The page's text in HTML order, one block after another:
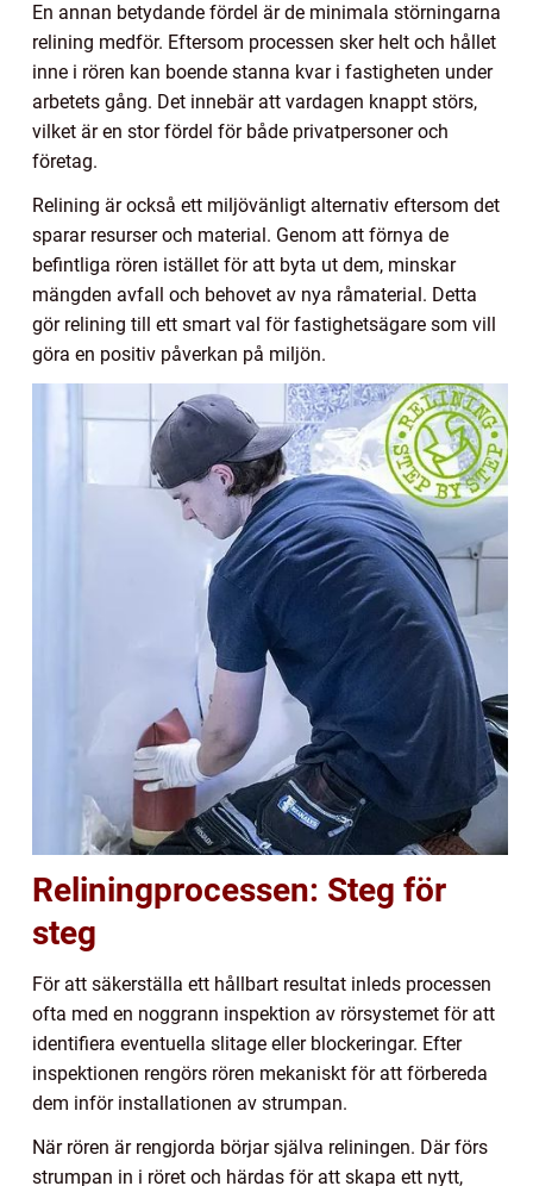
En annan betydande fördel är de minimala störningarna
relining medför. Eftersom processen sker helt och hållet
inne i rören kan boende stanna kvar i fastigheten under
arbetets gång. Det innebär att vardagen knappt störs,
vilket är en stor fördel för både privatpersoner och
företag.
Relining är också ett miljövänligt alternativ eftersom det
sparar resurser och material. Genom att förnya de
befintliga rören istället för att byta ut dem, minskar
mängden avfall och behovet av nya råmaterial. Detta
gör relining till ett smart val för fastighetsägare som vill
göra en positiv påverkan på miljön.
Reliningprocessen: Steg för
steg
För att säkerställa ett hållbart resultat inleds processen
ofta med en noggrann inspektion av rörsystemet för att
identifiera eventuella slitage eller blockeringar. Efter
inspektionen rengörs rören mekaniskt för att förbereda
dem inför installationen av strumpan.
När rören är rengjorda börjar själva reliningen. Där förs
strumpan in i röret och härdas för att skapa ett nytt,